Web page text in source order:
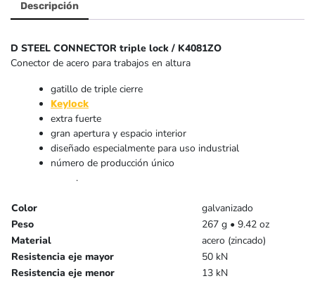
Descripción
D STEEL CONNECTOR triple lock / K4081ZO
Conector de acero para trabajos en altura
gatillo de triple cierre
Keylock
extra fuerte
gran apertura y espacio interior
diseñado especialmente para uso industrial
número de producción único
.
Color
galvanizado
Peso
267 g • 9.42 oz
Material
acero (zincado)
Resistencia eje mayor
50 kN
Resistencia eje menor
13 kN